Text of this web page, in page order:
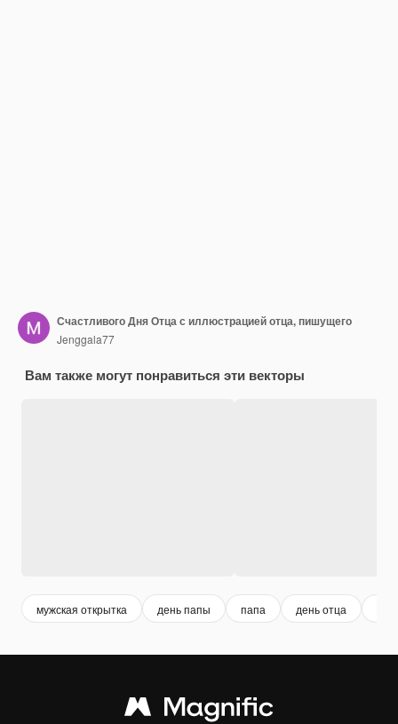
Счастливого Дня Отца с иллюстрацией отца, пишущего
Jenggala77
Вам также могут понравиться эти векторы
мужская открытка день папы папа день отца